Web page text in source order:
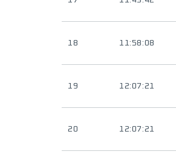
18 11:58:08
19 12:07:21
20 12:07:21